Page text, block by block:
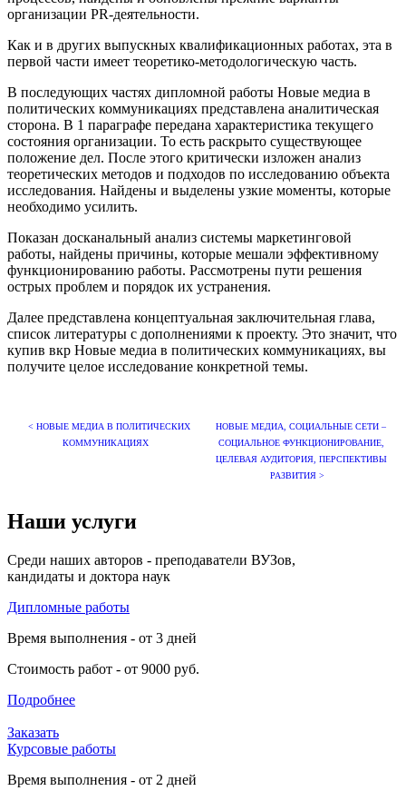
организации PR-деятельности.
Как и в других выпускных квалификационных работах, эта в
первой части имеет теоретико-методологическую часть.
В последующих частях дипломной работы Новые медиа в
политических коммуникациях представлена аналитическая
сторона. В 1 параграфе передана характеристика текущего
состояния организации. То есть раскрыто существующее
положение дел. После этого критически изложен анализ
теоретических методов и подходов по исследованию объекта
исследования. Найдены и выделены узкие моменты, которые
необходимо усилить.
Показан досканальный анализ системы маркетинговой
работы, найдены причины, которые мешали эффективному
функционированию работы. Рассмотрены пути решения
острых проблем и порядок их устранения.
Далее представлена концептуальная заключительная глава,
список литературы с дополнениями к проекту. Это значит, что
купив вкр Новые медиа в политических коммуникациях, вы
получите целое исследование конкретной темы.
< НОВЫЕ МЕДИА В ПОЛИТИЧЕСКИХ
КОММУНИКАЦИЯХ
НОВЫЕ МЕДИА, СОЦИАЛЬНЫЕ СЕТИ –
СОЦИАЛЬНОЕ ФУНКЦИОНИРОВАНИЕ,
ЦЕЛЕВАЯ АУДИТОРИЯ, ПЕРСПЕКТИВЫ
РАЗВИТИЯ >
Наши услуги
Среди наших авторов - преподаватели ВУЗов,
кандидаты и доктора наук
Дипломные работы
Время выполнения - от 3 дней
Стоимость работ - от 9000 руб.
Подробнее
Заказать
Курсовые работы
Время выполнения - от 2 дней